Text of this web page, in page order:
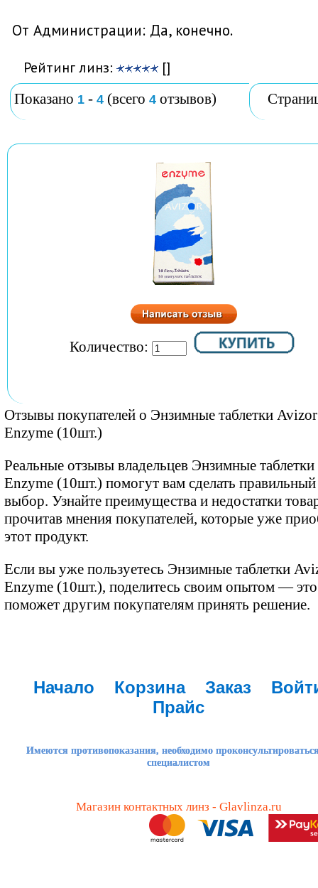
От Администрации: Да, конечно.
Рейтинг линз: []
Показано 1 - 4 (всего 4 отзывов)
Количество:
Отзывы покупателей о Энзимные таблетки Avizor
Enzyme (10шт.)
Реальные отзывы владельцев Энзимные
Enzyme (10шт.) помогут вам сделать правильный
выбор. Узнайте преимущества и недостатки
прочитав мнения покупателей, которые уже
этот продукт.
Если вы уже пользуетесь Энзимные таблетки
Enzyme (10шт.), поделитесь своим опытом — это
поможет другим покупателям принять решение.
Начало Корзина Заказ
Прайс
Имеются противопоказания, необходимо
специалистом
Магазин контактных линз - Glavlinza.ru